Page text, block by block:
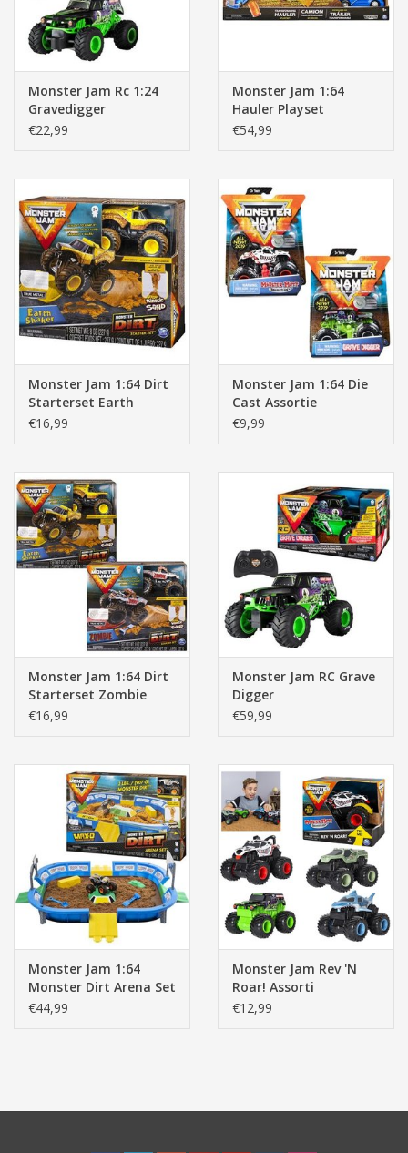
Monster Jam Rc 1:24
Gravedigger
€22,99
Monster Jam 1:64
Hauler Playset
€54,99
Monster Jam 1:64 Dirt
Starterset Earth
Shaker (geel)
€16,99
Monster Jam 1:64 Die
Cast Assortie
€9,99
Monster Jam 1:64 Dirt
Starterset Zombie
(wit/bruin)
€16,99
Monster Jam RC Grave
Digger
€59,99
Monster Jam 1:64
Monster Dirt Arena Set
€44,99
Monster Jam Rev 'N
Roar! Assorti
€12,99